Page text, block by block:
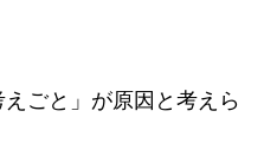
ごと」が原因と考えら